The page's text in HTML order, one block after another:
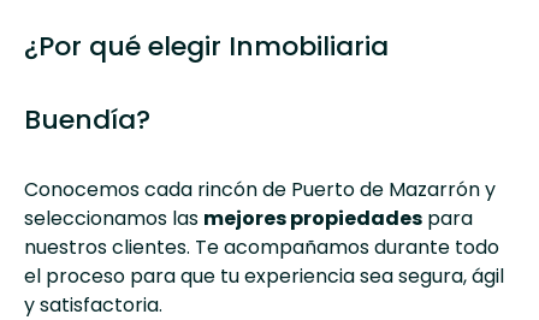
¿Por qué elegir Inmobiliaria
Buendía?
Conocemos cada rincón de Puerto de Mazarrón y
seleccionamos las mejores propiedades para
nuestros clientes. Te acompañamos durante todo
el proceso para que tu experiencia sea segura, ágil
y satisfactoria.